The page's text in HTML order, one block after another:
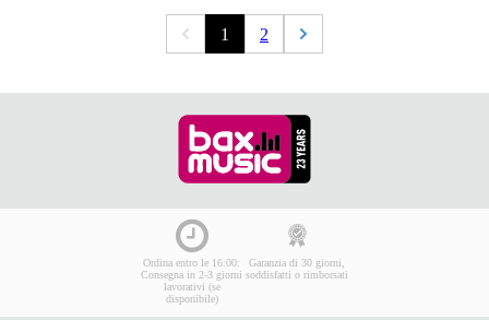
1 2
Ordina entro le 16:00:
Consegna in 2-3 giorni
lavorativi (se
disponibile)
Garanzia di 30 giorni,
soddisfatti o rimborsati